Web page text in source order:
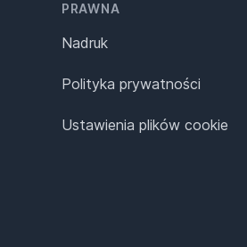
PRAWNA
Nadruk
Polityka prywatności
Ustawienia plików cookie